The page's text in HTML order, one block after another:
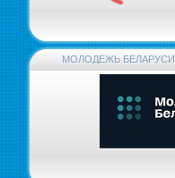
МОЛОДЕЖЬ БЕЛАРУСИ